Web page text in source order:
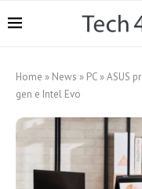
Home » News » PC »ASUS
gen e Intel Evo